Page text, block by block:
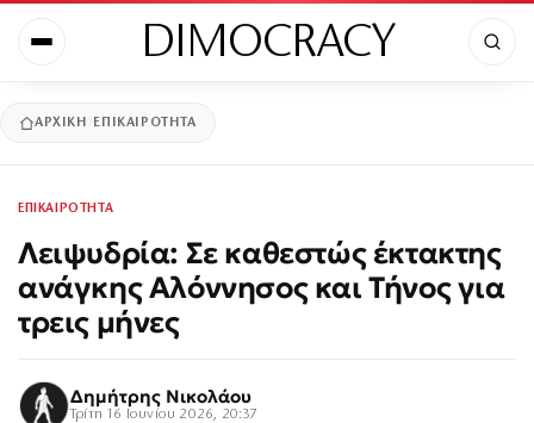
DIMOCRACY
ΑΡΧΙΚΉ ΕΠΙΚΑΙΡΟΤΗΤΑ
ΕΠΙΚΑΙΡΟΤΗΤΑ
Λειψυδρία: Σε καθεστώς έκτακτης
ανάγκης Αλόννησος και Τήνος για
τρεις μήνες
Δημήτρης Νικολάου
Τρίτη 16 Ιουνίου 2026, 20:37